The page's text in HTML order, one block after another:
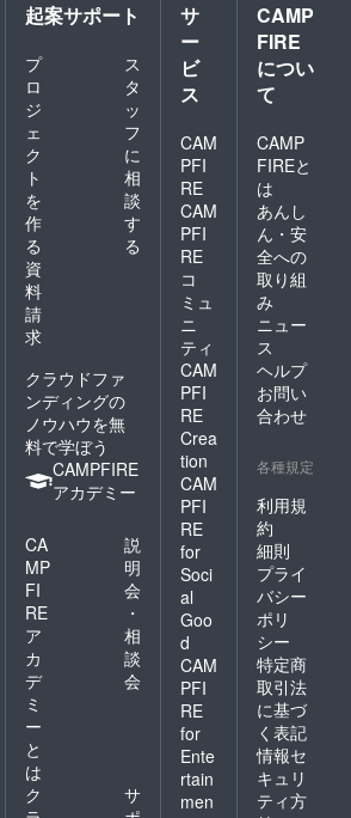
起案サポート
プ
ロ
ジ
ェ
ク
ト
を
作
る
ス
タ
ッ
フ
に
相
談
す
る
資
料
請
求
クラウドファ
ンディングの
ノウハウを無
料で学ぼう
CAMPFIRE
アカデミー
CA
MP
FI
RE
ア
カ
デ
ミ
ー
と
は
説
明
会
・
相
談
会
ク
サ
サ
ー
ビ
ス
CAM
PFI
RE
CAM
PFI
RE
コ
ミュ
ニ
ティ
CAM
PFI
RE
Crea
tion
CAM
PFI
RE
for
Soci
al
Goo
d
CAM
PFI
RE
for
Ente
rtain
men
CAMP
FIRE
につい
て
CAMP
FIREと
は
あんし
ん・安
全への
取り組
み
ニュー
ス
ヘルプ
お問い
合わせ
各種規定
利用規
約
細則
プライ
バシー
ポリ
シー
特定商
取引法
に基づ
く表記
情報セ
キュリ
ティ方